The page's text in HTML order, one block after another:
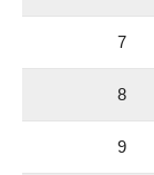
7
8
9